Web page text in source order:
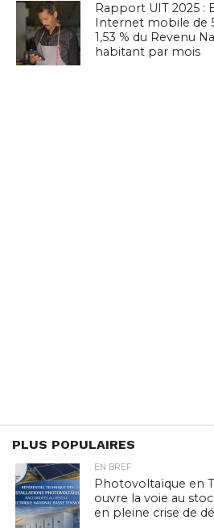
Rapport UIT 2025 :
Internet mobile de
1,53 % du Revenu
habitant par mois
PLUS POPULAIRES
EN BREF
Photovoltaïque en
ouvre la voie au
en pleine crise de